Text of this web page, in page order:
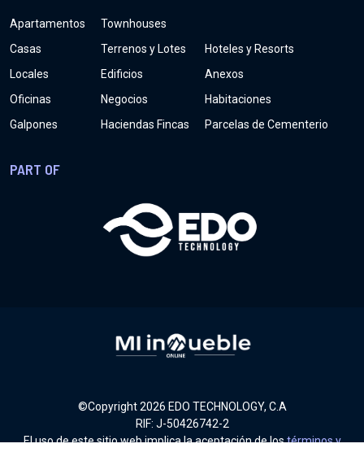
Apartamentos
Casas
Locales
Oficinas
Galpones
Townhouses
Terrenos y Lotes
Edificios
Negocios
Haciendas Fincas
Hoteles y Resorts
Anexos
Habitaciones
Parcelas de Cementerio
PART OF
©Copyright2026 EDO TECHNOLOGY, C.A
RIF: J-50426742-2
El uso de este sitio web implica la aceptación de lostérminos y